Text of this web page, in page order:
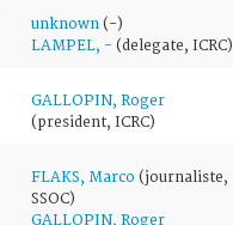
unknown (-)
LAMPEL, - (delegate, ICRC)
GALLOPIN, Roger
(president, ICRC)
FLAKS, Marco (journaliste,
SSOC)
GALLOPIN, Roger